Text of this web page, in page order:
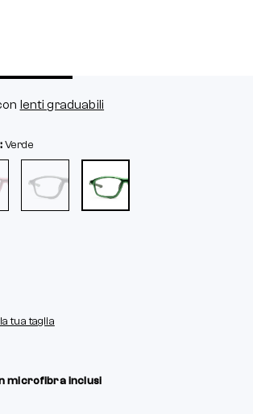
lenti graduabili
Verde
tua taglia
microfibra inclusi